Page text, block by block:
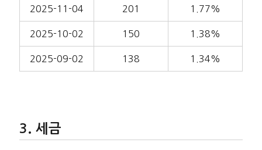
2025-11-04 201 1.77%
2025-10-02 150 1.38%
2025-09-02 138 1.34%
세금